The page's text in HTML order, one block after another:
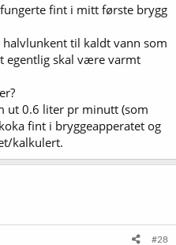
fint i mitt første brygg
til kaldt vann som
egentlig skal være varmt
ut 0.6 liter pr minutt (som
fint i bryggeapperatet og
kalkulert.
#28